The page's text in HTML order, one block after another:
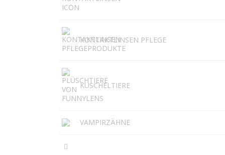
KONTAKTLINSEN PFLEGE
KUSCHELTIERE
VAMPIRZÄHNE